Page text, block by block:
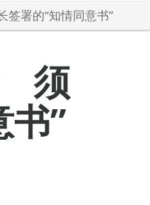
署的“知情同意书”
须
书”